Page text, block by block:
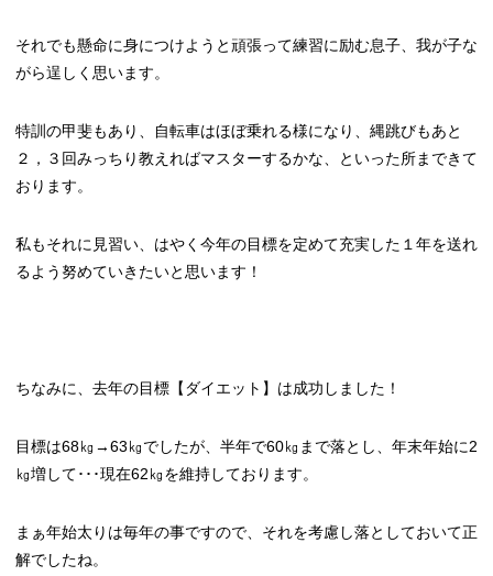
それでも懸命に身につけようと頑張って練習に励む息子、我が子な
がら逞しく思います。
特訓の甲斐もあり、自転車はほぼ乗れる様になり、縄跳びもあと
２，３回みっちり教えればマスターするかな、といった所まできて
おります。
私もそれに見習い、はやく今年の目標を定めて充実した１年を送れ
るよう努めていきたいと思います！
ちなみに、去年の目標【ダイエット】は成功しました！
目標は68㎏→63㎏でしたが、半年で60㎏まで落とし、年末年始に2
㎏増して･･･現在62㎏を維持しております。
まぁ年始太りは毎年の事ですので、それを考慮し落としておいて正
解でしたね。